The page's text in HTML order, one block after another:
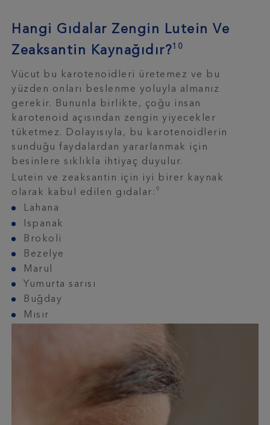
Hangi Gıdalar Zengin Lutein Ve
Zeaksantin Kaynağıdır?10
Vücut bu karotenoidleri üretemez ve bu
yüzden onları beslenme yoluyla almanız
gerekir. Bununla birlikte, çoğu insan
karotenoid açısından zengin yiyecekler
tüketmez. Dolayısıyla, bu karotenoidlerin
sunduğu faydalardan yararlanmak için
besinlere sıklıkla ihtiyaç duyulur.
Lutein ve zeaksantin için iyi birer kaynak
olarak kabul edilen gıdalar: 9
Lahana
Ispanak
Brokoli
Bezelye
Marul
Yumurta sarısı
Buğday
Mısır